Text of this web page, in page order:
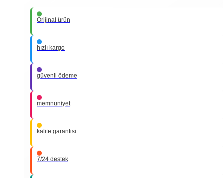
Orijinal ürün
hızlı kargo
güvenli ödeme
memnuniyet
kalite garantisi
7/24 destek